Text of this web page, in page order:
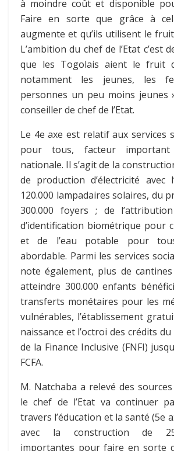
à moindre coût et disponible
Faire en sorte que grâce à
augmente et qu’ils utilisent le
L’ambition du chef de l’Etat c’est
que les Togolais aient le fruit
notamment les jeunes, les
personnes un peu moins jeunes
conseiller de chef de l’Etat.
Le 4e axe est relatif aux services
pour tous, facteur
nationale. Il s’agit de la
de production d’électricité avec
120.000 lampadaires solaires, du
300.000 foyers ; de
d’identification biométrique pour
et de l’eau potable pour
abordable. Parmi les services
note également, plus de
atteindre 300.000 enfants
transferts monétaires pour les
vulnérables, l’établissement
naissance et l’octroi des crédits
de la Finance Inclusive (FNFI)
FCFA.
M. Natchaba a relevé des sources
le chef de l’Etat va continuer
travers l’éducation et la santé (5e
avec la construction de
importantes pour faire en sorte